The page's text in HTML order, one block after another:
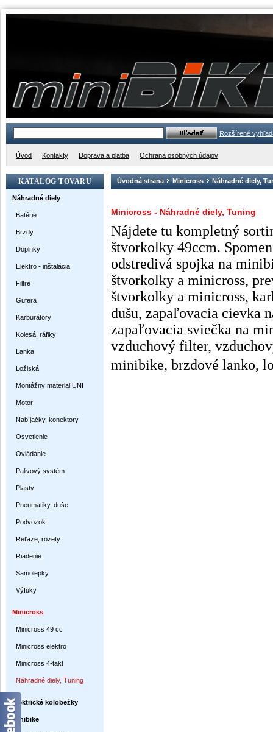
Rozšírené
Úvod Kontakty Doprava a platba Ochrana osobných údajov
KATALÓG TOVARU
Náhradné diely
Batérie
Brzdy
Doplnky
Elektro - inštalácia
Filtre
Gufera
Karburátory
Kolesá, ráfiky
Lanka
Ložiská
Montážny material UNI
Motor
Nabíjačky, konektory
Osvetlenie
Ovládánie
Palivový systém
Plasty
Pneumatiky, duše
Podvozok
Reťaze, rozety
Riadenie
Samolepky
Výfuky
Minicross
Minicross 49 cc
Minicross elektro
Minicross 4-takt
Náhradné diely, Tuning
Elektrické kolobežky
Minibike
Úvodná strana Minicross Náhradné diely,
Minicross - Náhradné diely, Tuning
Nájdete tu kompletný
štvorkolky 49ccm.
odstredivá spojka na
štvorkolky a minicross,
štvorkolky a minicross,
dušu, zapaľovacia cievka
zapaľovacia sviečka na
vzduchový filter,
minibike, brzdové lanko,